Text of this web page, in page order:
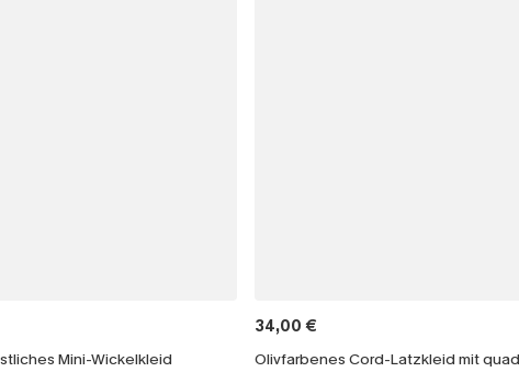
Mini-Wickelkleid
34,00 €